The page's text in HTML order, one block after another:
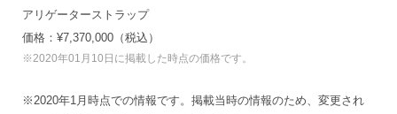
アリゲーターストラップ
価格：¥7,370,000（税込）
※2020年01月10日に掲載した時点の価格です。
※2020年1月時点での情報です。掲載当時の情報のため、変更され